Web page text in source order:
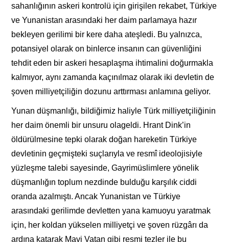
sahanlığının askeri kontrolü için girişilen rekabet, Türkiye
ve Yunanistan arasındaki her daim parlamaya hazır
bekleyen gerilimi bir kere daha ateşledi. Bu yalnızca,
potansiyel olarak on binlerce insanın can güvenliğini
tehdit eden bir askeri hesaplaşma ihtimalini doğurmakla
kalmıyor, aynı zamanda kaçınılmaz olarak iki devletin de
şoven milliyetçiliğin dozunu arttırması anlamına geliyor.
Yunan düşmanlığı, bildiğimiz haliyle Türk milliyetçiliğinin
her daim önemli bir unsuru olageldi. Hrant Dink’in
öldürülmesine tepki olarak doğan hareketin Türkiye
devletinin geçmişteki suçlarıyla ve resmî ideolojisiyle
yüzleşme talebi sayesinde, Gayrimüslimlere yönelik
düşmanlığın toplum nezdinde bulduğu karşılık ciddi
oranda azalmıştı. Ancak Yunanistan ve Türkiye
arasındaki gerilimde devletten yana kamuoyu yaratmak
için, her koldan yükselen milliyetçi ve şoven rüzgârı da
ardına katarak Mavi Vatan gibi resmi tezler ile bu